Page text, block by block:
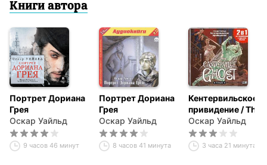
Книги автора
Портрет Дориана
Грея
Оскар Уайльд
9 часов 46 минут
Портрет Дориана
Грея
Оскар Уайльд
8 часов 41 минута
Кентервильское
привидение / The
Canterville Ghost
Оскар Уайльд
3 часа 21 минута